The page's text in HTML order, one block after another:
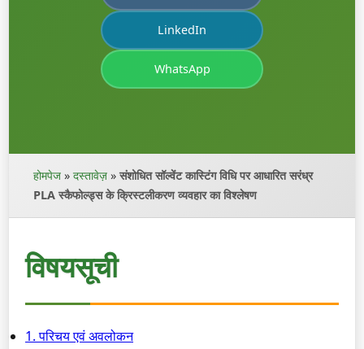
LinkedIn
WhatsApp
होमपेज » दस्तावेज़ » संशोधित सॉल्वेंट कास्टिंग विधि पर आधारित सरंध्र
PLA स्कैफोल्ड्स के क्रिस्टलीकरण व्यवहार का विश्लेषण
विषयसूची
1. परिचय एवं अवलोकन